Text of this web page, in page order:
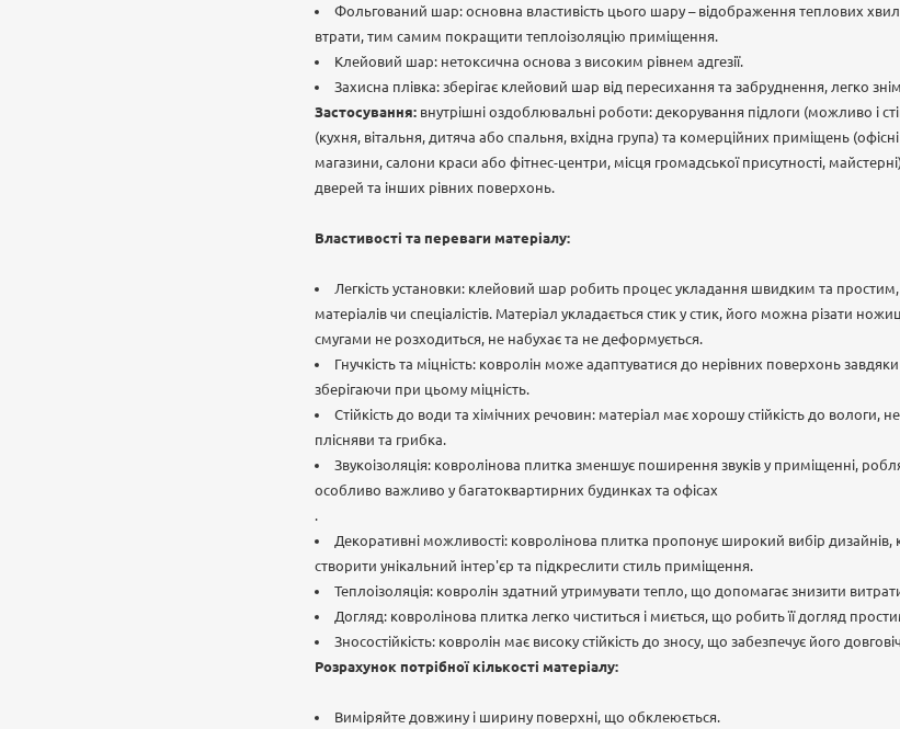
Фольгований шар: основна властивість цього шару – відображення теплових
втрати, тим самим покращити теплоізоляцію приміщення.
Клейовий шар: нетоксична основа з високим рівнем адгезії.
Захисна плівка: зберігає клейовий шар від пересихання та забруднення, легко
Застосування: внутрішні оздоблювальні роботи: декорування підлоги (можливо і
(кухня, вітальня, дитяча або спальня, вхідна група) та комерційних приміщень
магазини, салони краси або фітнес-центри, місця громадської присутності,
дверей та інших рівних поверхонь.
Властивості та переваги матеріалу:
Легкість установки: клейовий шар робить процес укладання швидким та
матеріалів чи спеціалістів. Матеріал укладається стик у стик, його можна різати
смугами не розходиться, не набухає та не деформується.
Гнучкість та міцність: ковролін може адаптуватися до нерівних поверхонь завдяки
зберігаючи при цьому міцність.
Стійкість до води та хімічних речовин: матеріал має хорошу стійкість до вологи,
плісняви та грибка.
Звукоізоляція: ковролінова плитка зменшує поширення звуків у приміщенні,
особливо важливо у багатоквартирних будинках та офісах
.
Декоративні можливості: ковролінова плитка пропонує широкий вибір дизайнів,
створити унікальний інтер'єр та підкреслити стиль приміщення.
Теплоізоляція: ковролін здатний утримувати тепло, що допомагає знизити
Догляд: ковролінова плитка легко чиститься і миється, що робить її догляд
Зносостійкість: ковролін має високу стійкість до зносу, що забезпечує його
Розрахунок потрібної кількості матеріалу:
Виміряйте довжину і ширину поверхні, що обклеюється.